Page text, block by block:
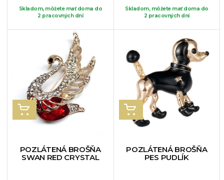
preto by Vám táto milá
brošnička nemala chýbať.
Váš oblúbený kúsok
oblečenia.
Skladom, môžete mať doma do
2 pracovných dní
kúsok, ktorý môžete nosiť
kdekoľvek. Šperk je
obľúbený kúsok oblečenia.
Skladom, môžete mať doma do
2 pracovných dní
VLOŽIŤ DO KOŠÍKA
POZLÁTENÁ BROŠŇA
SWAN RED CRYSTAL
VLOŽIŤ DO KOŠÍKA
POZLÁTENÁ BROŠŇA
PES PUDLÍK